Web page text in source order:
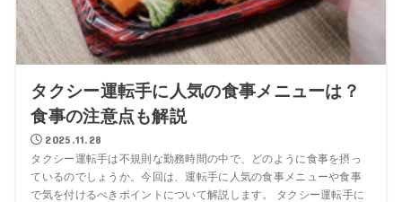
タクシー運転手に人気の食事メニューは？
食事の注意点も解説
2025.11.28
タクシー運転手は不規則な勤務時間の中で、どのように食事を摂っ
ているのでしょうか。今回は、運転手に人気の食事メニューや食事
で気を付けるべきポイントについて解説します。 タクシー運転手に